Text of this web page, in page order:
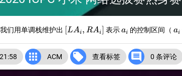
们用单调栈维护出 [LA_{i},RA_i]
LAi , RAi 表示a_i
ai 的控制区间（ ai
 ACM  查看标签  0 条评论